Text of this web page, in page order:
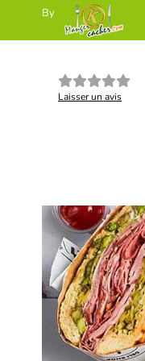
By
Laisser un avis